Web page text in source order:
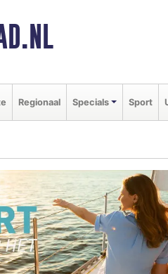
Regionaal Specials Sport